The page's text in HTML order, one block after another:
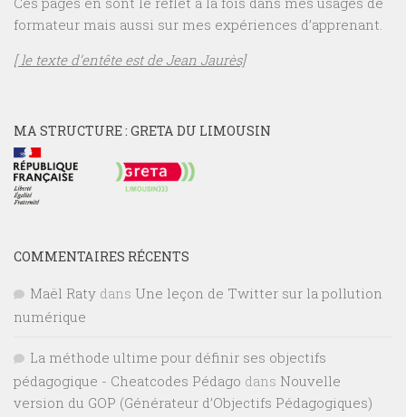
formateur mais aussi sur mes expériences d’apprenant.
[ le texte d’entête est de Jean Jaurès]
MA STRUCTURE : GRETA DU LIMOUSIN
COMMENTAIRES RÉCENTS
Maël Raty dans Une leçon de Twitter sur la pollution
numérique
La méthode ultime pour définir ses objectifs
pédagogique - Cheatcodes Pédago dans Nouvelle
version du GOP (Générateur d’Objectifs Pédagogiques)